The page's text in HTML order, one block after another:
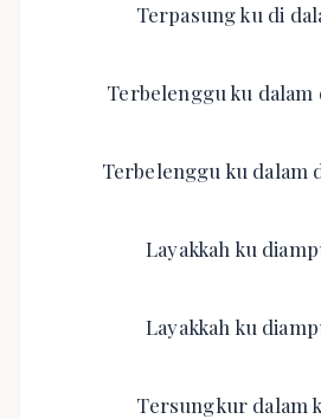
Terpasung ku di
Terbelenggu ku dalam
Terbelenggu ku dalam
Layakkah ku
Layakkah ku
Tersungkur dalam